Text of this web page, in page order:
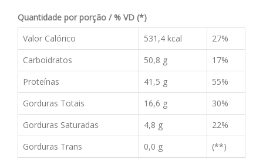
Quantidade por porção / % VD (*)
Valor Calórico
531,4 kcal
27%
Carboidratos
50,8 g
17%
Proteínas
41,5 g
55%
Gorduras Totais
16,6 g
30%
Gorduras Saturadas
4,8 g
22%
Gorduras Trans
0,0 g
(**)